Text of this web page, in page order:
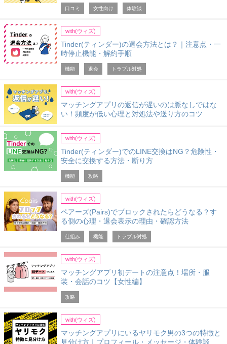
口コミ 女性向け 体験談
with(ウィズ)
Tinder(ティンダー)の退会方法とは？｜注意点・一
時停止機能・解約手順
機能 退会 トラブル対処
with(ウィズ)
マッチングアプリの返信が遅いのは脈なしではな
い！頻度が低い心理と対処法や送り方のコツ
with(ウィズ)
Tinder(ティンダー)でのLINE交換はNG？危険性・
安全に交換する方法・断り方
機能 攻略
with(ウィズ)
ペアーズ(Pairs)でブロックされたらどうなる？す
る側の心理・退会表示の理由・確認方法
仕組み 機能 トラブル対処
with(ウィズ)
マッチングアプリ初デートの注意点！場所・服
装・会話のコツ【女性編】
攻略
with(ウィズ)
マッチングアプリにいるヤリモク男の3つの特徴と
見分け方｜プロフィール・メッセージ・体験談